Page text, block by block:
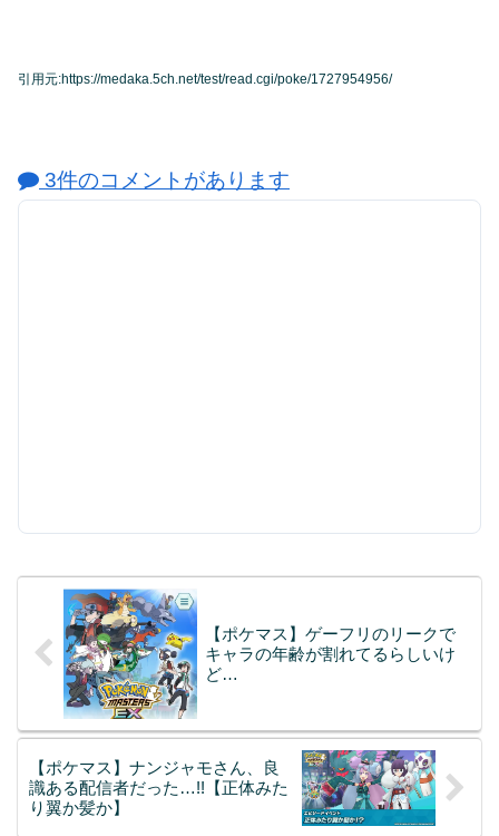
引用元:https://medaka.5ch.net/test/read.cgi/poke/1727954956/
3件のコメントがあります
【ポケマス】ゲーフリのリークで
キャラの年齢が割れてるらしいけ
ど…
【ポケマス】ナンジャモさん、良
識ある配信者だった…!!【正体みた
り翼か髪か】